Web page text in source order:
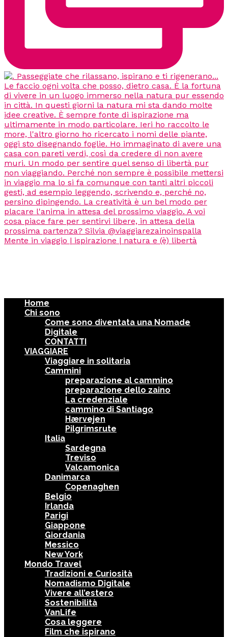
Home
Chi sono
Come sono diventata una Nomade
Digitale
CONTATTI
VIAGGIARE
Viaggiare in solitaria
Cammini
preparazione al cammino
preparazione dello zaino
La credenziale
cammino di Santiago
Hærvejen
Pilgrimsrute
Italia
Sardegna
Treviso
Valcamonica
Danimarca
Copenaghen
Belgio
Irlanda
Parigi
Giappone
Giordania
Messico
New York
Mondo Travel
Tradizioni e Curiosità
Nomadismo Digitale
Vivere all’estero
Sostenibilità
VanLife
Cosa leggere
Film che ispirano